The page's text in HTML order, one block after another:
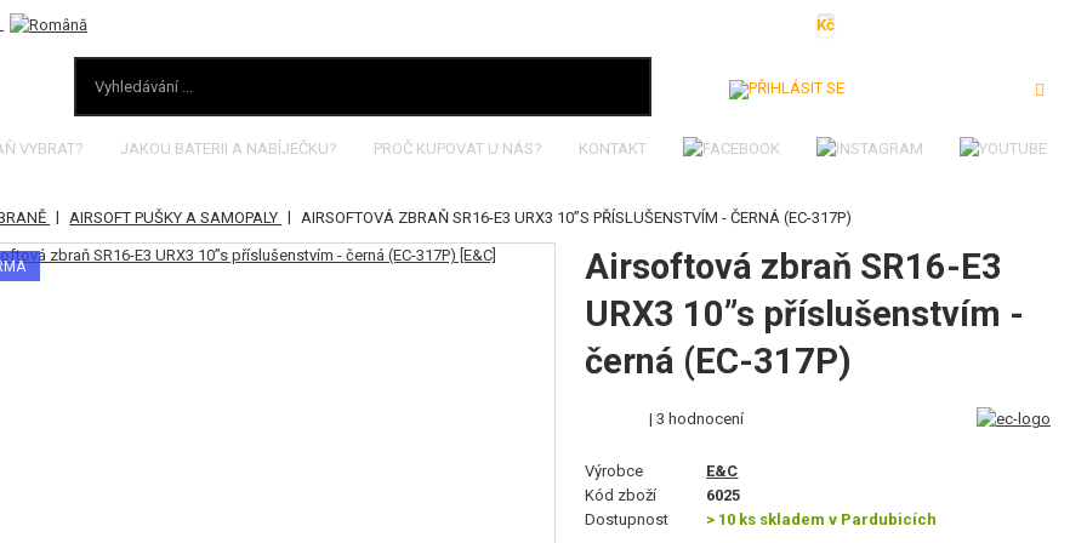
Kč
VYBRAT? JAKOU BATERII A NABÍJEČKU? PROČ KUPOVAT U NÁS? KONTAKT
| AIRSOFT PUŠKY A SAMOPALY | AIRSOFTOVÁ ZBRAŇ SR16-E3 URX3 10”S PŘÍSLUŠENSTVÍM - ČERNÁ (EC-317P)
Airsoftová zbraň SR16-E3
URX3 10”s příslušenstvím -
černá (EC-317P)
| 3 hodnocení
Výrobce
E&C
Kód zboží
6025
Dostupnost
> 10 ks skladem v Pardubicích